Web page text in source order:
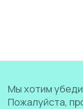
Мы хотим
Пожалуйста,